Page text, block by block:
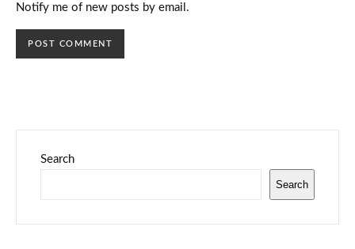
Notify me of new posts by email.
Search
Search